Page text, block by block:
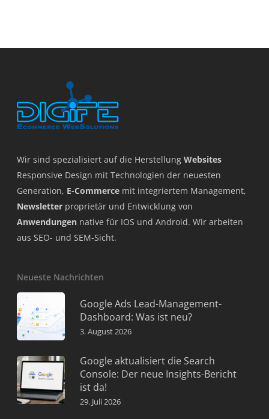
Wir sind spezialisiert auf die Herstellung Websites
Responsive Design mit Technologien der neuesten
Generation, E-Commerce mit integriertem Management,
Newsletter proprietär und Entwicklung von
Anwendungen native für IOS und Android. Wir arbeiten
aus SEO- und SEM-Sicht.
Neueste Nachrichten
Google Ads Lead-Management-
Dashboard: Was ist neu?
3. August 2026
Google aktualisiert die Search
Console: Der neue Insights-Bericht
ist da!
29. Juli 2026